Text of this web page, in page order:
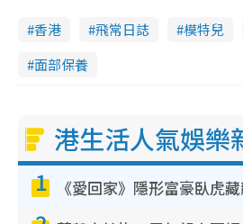
香港 飛常日誌 模特兒
面部保養
港生活人氣娛樂
1